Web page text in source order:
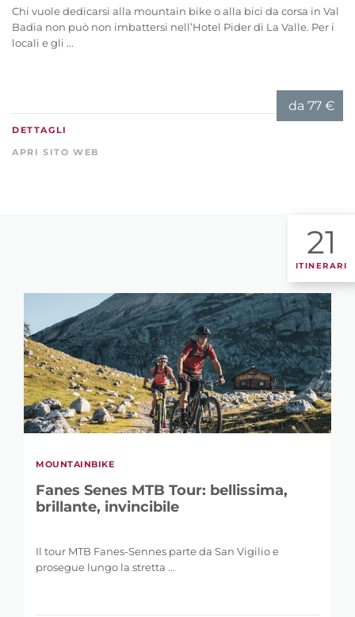
Chi vuole dedicarsi alla mountain bike o alla bici da corsa in Val
Badia non può non imbattersi nell’Hotel Pider di La Valle. Per i
locali e gli ...
da 77 €
DETTAGLI
APRI SITO WEB
21
ITINERARI
MOUNTAINBIKE
Fanes Senes MTB Tour: bellissima,
brillante, invincibile
Il tour MTB Fanes-Sennes parte da San Vigilio e
prosegue lungo la stretta ...